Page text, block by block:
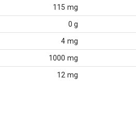
115 mg
0 g
4 mg
1000 mg
12 mg